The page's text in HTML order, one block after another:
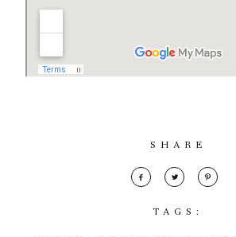
SHARE
TAGS: